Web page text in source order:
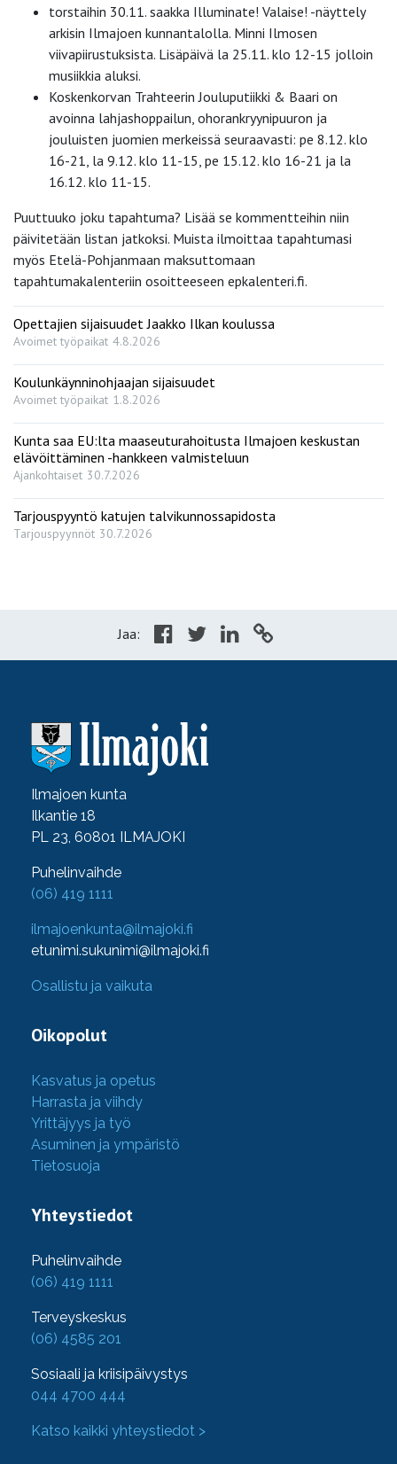
torstaihin 30.11. saakka Illuminate! Valaise! -näyttely
arkisin Ilmajoen kunnantalolla. Minni Ilmosen
viivapiirustuksista. Lisäpäivä la 25.11. klo 12-15 jolloin
musiikkia aluksi.
Koskenkorvan Trahteerin Jouluputiikki & Baari on
avoinna lahjashoppailun, ohorankryynipuuron ja
jouluisten juomien merkeissä seuraavasti: pe 8.12. klo
16-21, la 9.12. klo 11-15, pe 15.12. klo 16-21 ja la
16.12. klo 11-15.
Puuttuuko joku tapahtuma? Lisää se kommentteihin niin
päivitetään listan jatkoksi. Muista ilmoittaa tapahtumasi
myös Etelä-Pohjanmaan maksuttomaan
tapahtumakalenteriin osoitteeseen epkalenteri.fi.
Opettajien sijaisuudet Jaakko Ilkan koulussa
Avoimet työpaikat 4.8.2026
Koulunkäynninohjaajan sijaisuudet
Avoimet työpaikat 1.8.2026
Kunta saa EU:lta maaseuturahoitusta Ilmajoen keskustan
elävöittäminen -hankkeen valmisteluun
Ajankohtaiset 30.7.2026
Tarjouspyyntö katujen talvikunnossapidosta
Tarjouspyynnöt 30.7.2026
Jaa:
Ilmajoen kunta
Ilkantie 18
PL 23, 60801 ILMAJOKI
Puhelinvaihde
(06) 419 1111
ilmajoenkunta@ilmajoki.fi
etunimi.sukunimi@ilmajoki.fi
Osallistu ja vaikuta
Oikopolut
Kasvatus ja opetus
Harrasta ja viihdy
Yrittäjyys ja työ
Asuminen ja ympäristö
Tietosuoja
Yhteystiedot
Puhelinvaihde
(06) 419 1111
Terveyskeskus
(06) 4585 201
Sosiaali ja kriisipäivystys
044 4700 444
Katso kaikki yhteystiedot >